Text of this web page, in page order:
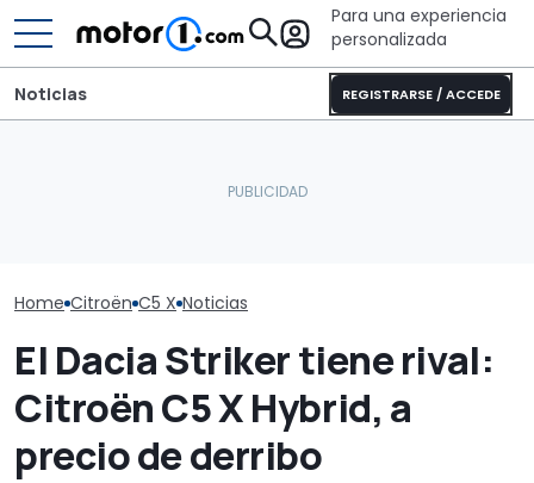
Para una experiencia
personalizada
REGISTRARSE / ACCEDE
Noticias
Home Citroën C5 X Noticias
El Dacia Striker tiene rival:
Citroën C5 X Hybrid, a
precio de derribo